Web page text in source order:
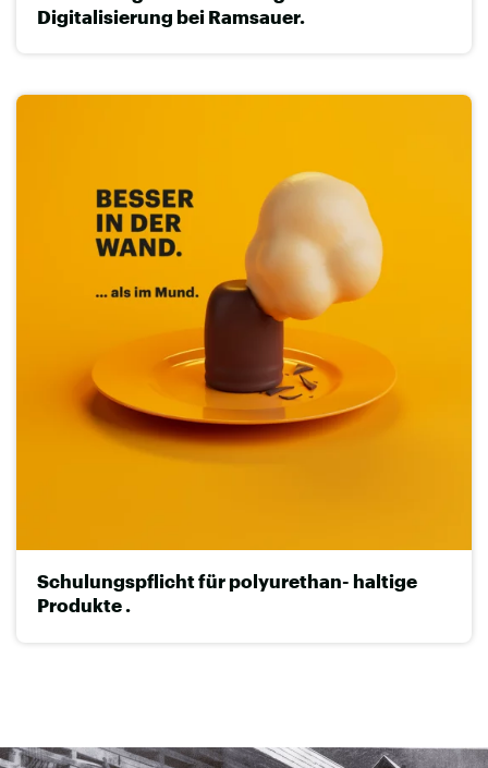
Digitalisierung bei Ramsauer.
Schulungspflicht für polyurethan- haltige
Produkte .